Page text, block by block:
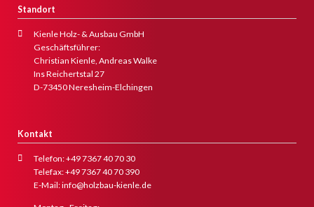
Standort
Kienle Holz- & Ausbau GmbH
Geschäftsführer:
Christian Kienle, Andreas Walke
Ins Reichertstal 27
D-73450 Neresheim-Elchingen
Kontakt
Telefon: +49 7367 40 70 30
Telefax: +49 7367 40 70 390
E-Mail: info@holzbau-kienle.de